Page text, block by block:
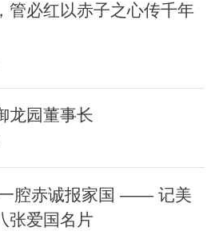
管必红以赤子之心传千年
龙园董事长
腔赤诚报家国 —— 记美
张爱国名片